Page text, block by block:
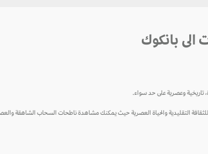
الى بانكوك
تاريخية وعصرية على حد سواء.
التقليدية والحياة العصرية حيث يمكنك مشاهدة ناطحات السحاب الشاهقة